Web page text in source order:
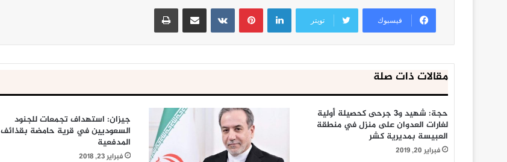
فيسبوك تويتر
لينكدإنبينتيريست مشاركة عبر البريد طباعة
مقالات ذات صلة
حجة: شهيد و3 جرحى كحصيلة أولية
لغارات العدوان على منزل في منطقة
العبيسة بمديرية كشر
فبراير 20, 2019
جيزان: استهداف تجمعات للجنود
السعوديين في قرية حامضة بقذائف
المدفعية
فبراير 23, 2018